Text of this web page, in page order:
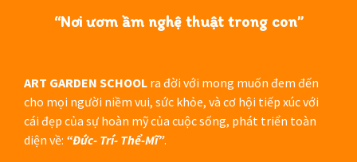
“Nơi ươm ầm nghệ thuật trong con”
ART GARDEN SCHOOL ra đời với mong muốn đem đến
cho mọi người niềm vui, sức khỏe, và cơ hội tiếp xúc với
cái đẹp của sự hoàn mỹ của cuộc sống, phát triển toàn
diện về: “Đức- Trí- Thể-Mĩ”.